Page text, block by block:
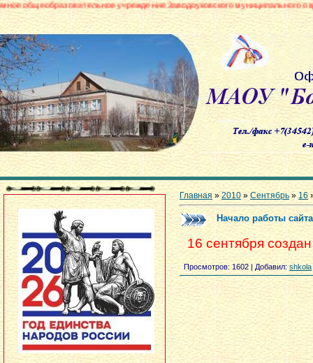
учреждение Заводоуковского муниципального округа
Главная »2010 » Сентябрь » 16
Начало работы
16 сентября
Просмотров: 1602 |Добавил: shkola